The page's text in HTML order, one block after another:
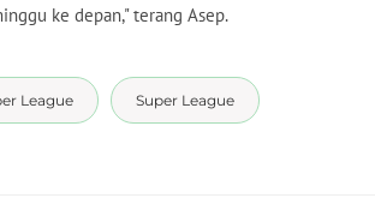
ke depan," terang Asep.
League Super League